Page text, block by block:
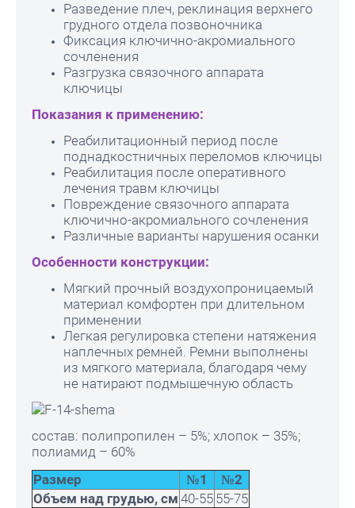
Разведение плеч, реклинация верхнего
грудного отдела позвоночника
Фиксация ключично-акромиального
сочленения
Разгрузка связочного аппарата
ключицы
Показания к применению:
Реабилитационный период после
поднадкостничных переломов ключицы
Реабилитация после оперативного
лечения травм ключицы
Повреждение связочного аппарата
ключично-акромиального сочленения
Различные варианты нарушения осанки
Особенности конструкции:
Мягкий прочный воздухопроницаемый
материал комфортен при длительном
применении
Легкая регулировка степени натяжения
наплечных ремней. Ремни выполнены
из мягкого материала, благодаря чему
не натирают подмышечную область
состав: полипропилен – 5%; хлопок – 35%;
полиамид – 60%
Размер
№1
№2
Объем над грудью, см 40-55 55-75